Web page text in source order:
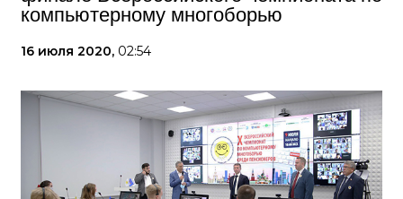
компьютерному многоборью
16 июля 2020, 02:54